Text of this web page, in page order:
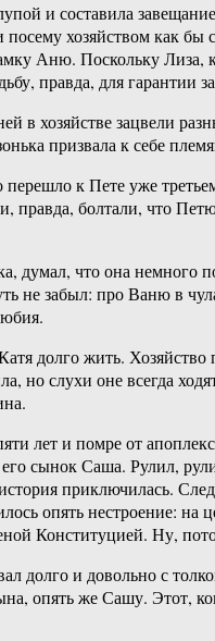
и составила
хозяйством как
Аню. Поскольку Лиза,
правда, для гарантии
в хозяйстве зацвели
призвала к себе
к Пете уже
правда, болтали, что
думал, что она немного
не забыл: про Ваню в
долго жить.
но слухи оне всегда
лет и помре от
сынок Саша. Рулил,
приключилась.
опять нестроение: на
Конституцией. Ну,
долго и довольно с
опять же Сашу. Этот,